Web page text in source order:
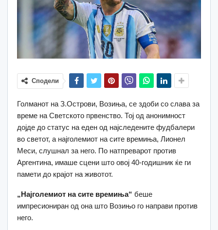
Сподели
Голманот на З.Острови, Возиња, се здоби со слава за
време на Светското првенство. Тој од анонимност
дојде до статус на еден од најследените фудбалери
во светот, а најголемиот на сите времиња, Лионел
Меси, слушнал за него. По натпреварот против
Аргентина, имаше сцени што овој 40-годишник ќе ги
памети до крајот на животот.
„Најголемиот на сите времиња“ беше
импресиониран од она што Возињо го направи против
него.